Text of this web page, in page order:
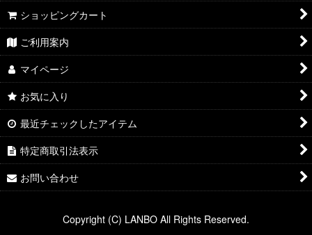
ショッピングカート
ご利用案内
マイページ
お気に入り
最近チェックしたアイテム
特定商取引法表示
お問い合わせ
Copyright (C) LANBO All Rights Reserved.